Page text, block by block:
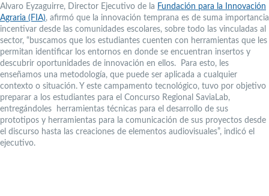
Alvaro Eyzaguirre, Director Ejecutivo de la Fundación para la Innovación
Agraria (FIA), afirmó que la innovación temprana es de suma importancia
incentivar desde las comunidades escolares, sobre todo las vinculadas al
sector, “buscamos que los estudiantes cuenten con herramientas que les
permitan identificar los entornos en donde se encuentran insertos y
descubrir oportunidades de innovación en ellos. Para esto, les
enseñamos una metodología, que puede ser aplicada a cualquier
contexto o situación. Y este campamento tecnológico, tuvo por objetivo
preparar a los estudiantes para el Concurso Regional SaviaLab,
entregándoles herramientas técnicas para el desarrollo de sus
prototipos y herramientas para la comunicación de sus proyectos desde
el discurso hasta las creaciones de elementos audiovisuales”, indicó el
ejecutivo.